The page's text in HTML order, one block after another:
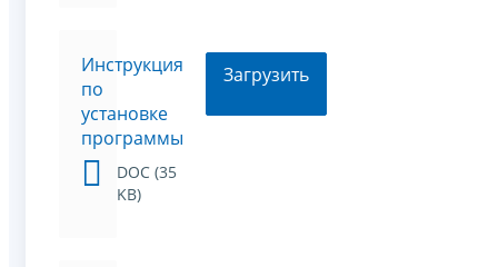
Инструкция
по
установке
программы
DOC (35
KB)
Загрузить